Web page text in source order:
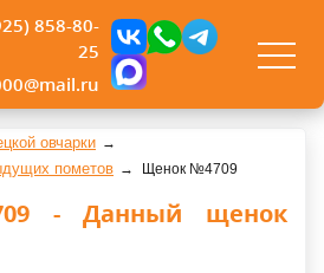
858-80-
25
овчарки
пометов
Щенок №4709
- Данный щенок